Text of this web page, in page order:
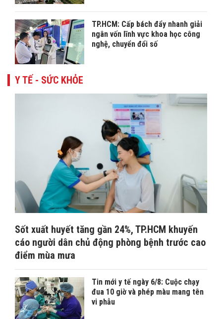
TP.HCM: Cấp bách đẩy nhanh giải
ngân vốn lĩnh vực khoa học công
nghệ, chuyển đổi số
Y TẾ - SỨC KHỎE
Sốt xuất huyết tăng gần 24%, TP.HCM khuyến
cáo người dân chủ động phòng bệnh trước cao
điểm mùa mưa
Tin mới y tế ngày 6/8: Cuộc chạy
đua 10 giờ và phép màu mang tên
vi phẫu